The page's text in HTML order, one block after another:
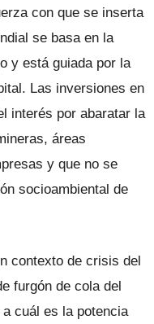
con que se inserta
se basa en la
y está guiada por la
Las inversiones en
interés por abaratar la
áreas
y que no se
socioambiental de
contexto de crisis del
furgón de cola del
cuál es la potencia